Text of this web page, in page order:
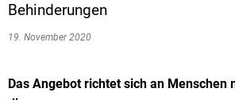
Behinderungen
19. November 2020
Das Angebot richtet sich an Menschen